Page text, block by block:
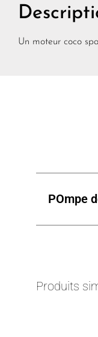
Un moteur coco
POmpe
Produits